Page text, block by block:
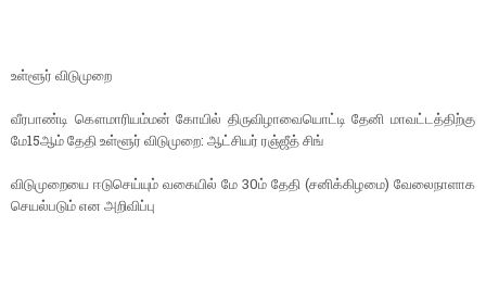
உள்ளூர் விடுமுறை
வீரபாண்டி கௌமாரியம்மன் கோயில் திருவிழாவையொட்டி தேனி மாவட்டத்திற்கு
மே15ஆம் தேதி உள்ளூர் விடுமுறை: ஆட்சியர் ரஞ்ஜீத் சிங்
விடுமுறையை ஈடுசெய்யும் வகையில் மே 30ம் தேதி (சனிக்கிழமை) வேலைநாளாக
செயல்படும் என அறிவிப்பு